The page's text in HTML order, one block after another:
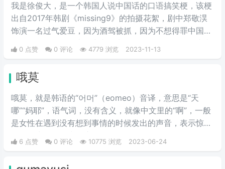
我是徐俊大，是一个韩国人说中国话的口语搞笑梗，该梗
出自2017年韩剧《missing9》的拍摄花絮，剧中郑敬淏
饰演一名过气爱豆，因为酒驾被抓，因为不想得罪中国粉
水平有限，在说中文的时候将剧中的名字徐俊五说成了徐
频频笑场，憋不住，完全不憋不住。
0 点赞 0 评论 4779 浏览 2023-11-13
哦莫
哦莫，就是韩语的“어머”（eomeo）音译，意思是“天
哪”“妈耶”，语气词，没有含义，就像中文里的“啊”，一般
是女性在遇到没有想到事情的时候发出的声音，表示惊
6 点赞 0 评论 10775 浏览 2023-06-24